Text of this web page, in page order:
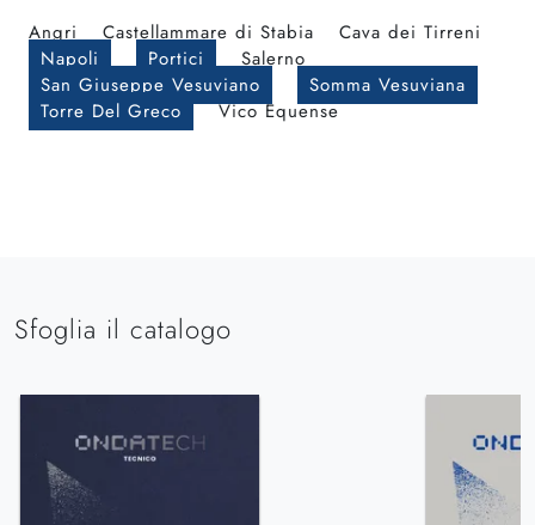
Angri Castellammare di Stabia
Cava dei Tirreni
Napoli
Portici
Salerno
San Giuseppe Vesuviano
Somma Vesuviana
Torre Del Greco
Vico Equense
Sfoglia il catalogo